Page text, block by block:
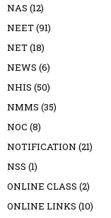
NAS (12)
NEET(91)
NET(18)
NEWS (6)
NHIS (50)
NMMS (35)
NOC (8)
NOTIFICATION (21)
NSS (1)
ONLINE CLASS (2)
ONLINE LINKS (10)